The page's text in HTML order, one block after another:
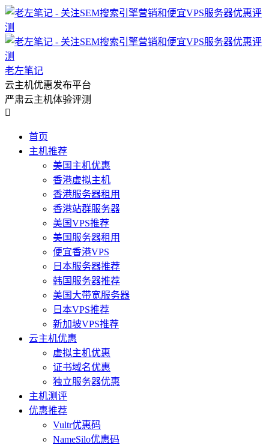
老左笔记
云主机优惠发布平台
严肃云主机体验评测

首页
主机推荐
美国主机优惠
香港虚拟主机
香港服务器租用
香港站群服务器
美国VPS推荐
美国服务器租用
便宜香港VPS
日本服务器推荐
韩国服务器推荐
美国大带宽服务器
日本VPS推荐
新加坡VPS推荐
云主机优惠
虚拟主机优惠
证书域名优惠
独立服务器优惠
主机测评
优惠推荐
Vultr优惠码
NameSilo优惠码